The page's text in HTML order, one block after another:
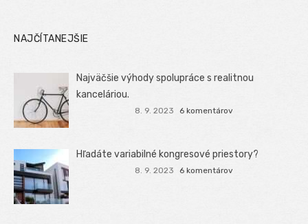
NAJČÍTANEJŠIE
Najväčšie výhody spolupráce s realitnou
kanceláriou.
8. 9. 2023 6 komentárov
Hľadáte variabilné kongresové priestory?
8. 9. 2023 6 komentárov